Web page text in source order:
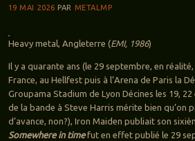
19 MAI 2026 PAR METALMP
Heavy metal, Angleterre (EMI, 1986)
Il y a quarante ans (le 29 septembre, en
France, au Hellfest puis à l’Arena de Paris la
Groupama Stadium de Lyon Décines les 19,
de la bande à Steve Harris mérite bien qu’on
d’avance, non?), Iron Maiden publiait son
Somewhere in timefut en effet publié le 29